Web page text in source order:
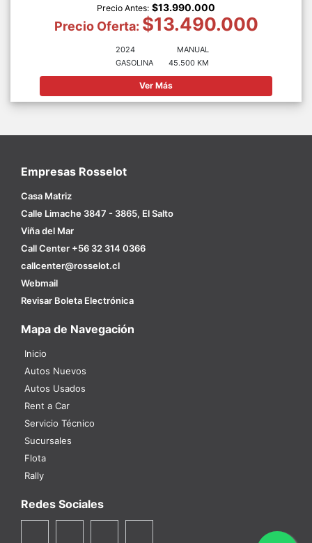
Precio Antes: $13.990.000
Precio Oferta: $13.490.000
2024
GASOLINA
MANUAL
45.500 KM
Ver Más
Empresas Rosselot
Casa Matriz
Calle Limache 3847 - 3865, El Salto
Viña del Mar
Call Center +56 32 314 0366
callcenter@rosselot.cl
Webmail
Revisar Boleta Electrónica
Mapa de Navegación
Inicio
Autos Nuevos
Autos Usados
Rent a Car
Servicio Técnico
Sucursales
Flota
Rally
Redes Sociales